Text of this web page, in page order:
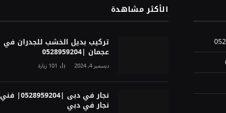
الأكثر مشاهدة
تركيب بديل الخشب للجدران في
عجمان |0528959204
ديسمبر 4, 2024 101زيارة
نجار في دبى |0528959204| فني
نجار في دبي